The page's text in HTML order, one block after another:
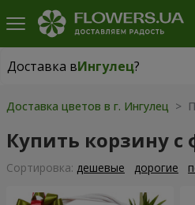
Доставка вИнгулец?
Доставка вИнгулец|
Доставка цветов в г. Ингулец >
Купить корзину с
Cортировка: дешевые дорогие